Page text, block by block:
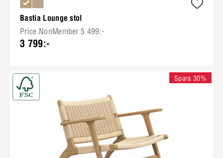
Bastia Lounge stol
Price.NonMember 5 499:-
3 799:-
Spara 30%